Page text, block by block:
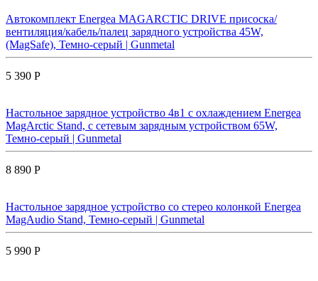
Автокомплект Energea MAGARCTIC DRIVE присоска/
вентиляция/кабель/палец зарядного устройства 45W,
(MagSafe), Темно-серый | Gunmetal
5 390 Р
Настольное зарядное устройство 4в1 с охлаждением Energea
MagArctic Stand, с сетевым зарядным устройством 65W,
Темно-серый | Gunmetal
8 890 Р
Настольное зарядное устройство со стерео колонкой Energea
MagAudio Stand, Темно-серый | Gunmetal
5 990 Р